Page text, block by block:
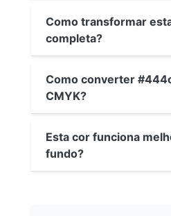
Como transformar
completa?
Como converter
CMYK?
Esta cor funciona
fundo?